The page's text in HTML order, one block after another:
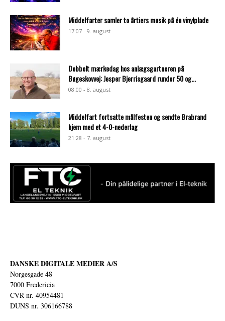
Middelfarter samler to årtiers musik på én vinylplade
17:07 - 9. august
Dobbelt mærkedag hos anlægsgartneren på
Bøgeskovvej: Jesper Bjerrisgaard runder 50 og...
08:00 - 8. august
Middelfart fortsatte målfesten og sendte Brabrand
hjem med et 4-0-nederlag
21:28 - 7. august
DANSKE DIGITALE MEDIER A/S
Norgesgade 48
7000 Fredericia
CVR nr. 40954481
DUNS nr. 306166788